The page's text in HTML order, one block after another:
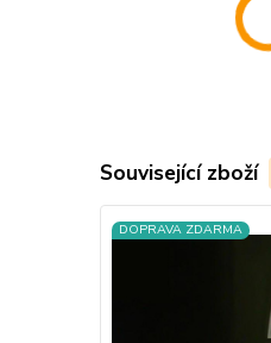
Související zboží
DOPRAVA ZDARMA